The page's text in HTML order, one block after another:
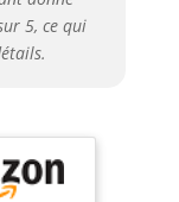
pour
5, ce qui